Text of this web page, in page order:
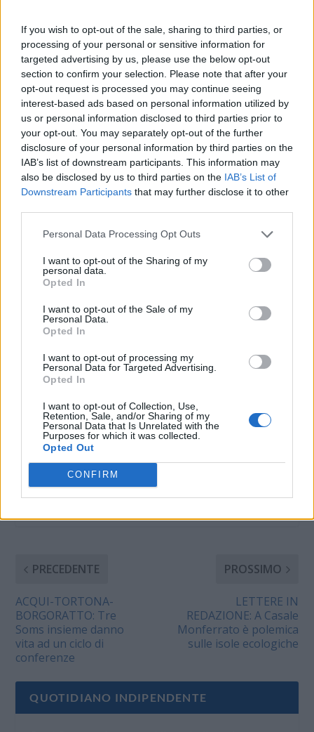
If you wish to opt-out of the sale, sharing to third parties, or
processing of your personal or sensitive information for
targeted advertising by us, please use the below opt-out
section to confirm your selection. Please note that after your
opt-out request is processed you may continue seeing
interest-based ads based on personal information utilized by
us or personal information disclosed to third parties prior to
your opt-out. You may separately opt-out of the further
disclosure of your personal information by third parties on the
IAB’s list of downstream participants. This information may
also be disclosed by us to third parties on the IAB’s List of
Downstream Participants that may further disclose it to other
Personal Data Processing Opt Outs
I want to opt-out of the Sharing of my
personal data.
Opted In
I want to opt-out of the Sale of my
Personal Data.
Opted In
I want to opt-out of processing my
Personal Data for Targeted Advertising.
Opted In
I want to opt-out of Collection, Use,
Retention, Sale, and/or Sharing of my
Personal Data that Is Unrelated with the
Purposes for which it was collected.
Opted Out
CONFIRM
aver lasciato a piedi
gli studenti
Il sindaco Giancarlo
Caldone interviene sul
grave disservizio che
l’Arfea ha provocato
venerdì due novembre
scorso, dove in
occasione del ponte di
Ogni Santi, la SCAT
corsa Arfea che ha in
gestione il servizio di
trasporto pubblico
locale non ha
effettuato la corsa
per la città di
Voghera…
6 Novembre 2012
In "Tortona"
Alessandria, sabato
porte aperte al
trasporto pubblico
28 Settembre 2023
In "Alessandria"
LETTERE IN
REDAZIONE: Rischia
di venire a meno il
servizio di trasporto
delle ditte di
autonoleggio, hanno
un contratto di sub-
appalto per il servizio
di trasporto pubblico in
Val Curone,
titolare delle licenze, il
consorzio S.C.A.T., il
quale riceve i fondi
necessari dalla
Provincia di
Alessandria e la stessa
dalla Regione
Piemonte. Il nostro
servizio già…
20 Novembre 2012
In "Tortona"
CONDIVIDERE:
VALUTARE:
PRECEDENTE
ACQUI-TORTONA-
BORGORATTO: Tre
Soms insieme danno
vita ad un ciclo di
conferenze
PROSSIMO
LETTERE IN
REDAZIONE: A Casale
Monferrato è polemica
sulle isole ecologiche
QUOTIDIANO INDIPENDENTE